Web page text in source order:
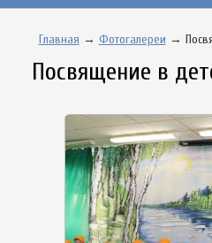
Главная → Фотогалереи →
Посвящение в